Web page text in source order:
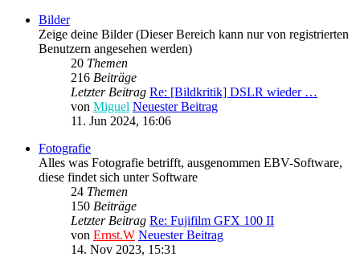
Bilder
Zeige deine Bilder (Dieser Bereich kann nur von registrierten
Benutzern angesehen werden)
20 Themen
216 Beiträge
Letzter Beitrag Re: [Bildkritik] DSLR wieder …
von Miguel Neuester Beitrag
11. Jun 2024, 16:06
Fotografie
Alles was Fotografie betrifft, ausgenommen EBV-Software,
diese findet sich unter Software
24 Themen
150 Beiträge
Letzter Beitrag Re: Fujifilm GFX 100 II
von Ernst.W Neuester Beitrag
14. Nov 2023, 15:31